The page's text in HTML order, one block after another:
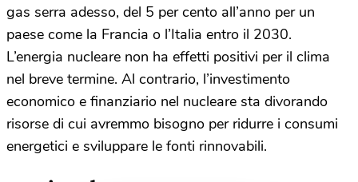
gas serra adesso, del 5 per cento all’anno per un
paese come la Francia o l’Italia entro il 2030.
L’energia nucleare non ha effetti positivi per il clima
nel breve termine. Al contrario, l’investimento
economico e finanziario nel nucleare sta divorando
risorse di cui avremmo bisogno per ridurre i consumi
energetici e sviluppare le fonti rinnovabili.